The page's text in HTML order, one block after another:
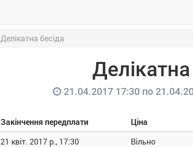
Делікатна бесіда
Делікатна
21.04.2017 17:30 по
Закінчення передплати Ціна
21 квіт. 2017 р., 17:30 Вільно